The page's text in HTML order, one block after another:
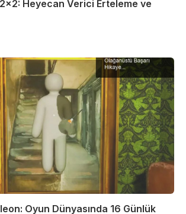
Heyecan Verici Erteleme ve
Oyun Dünyasında 16 Günlük